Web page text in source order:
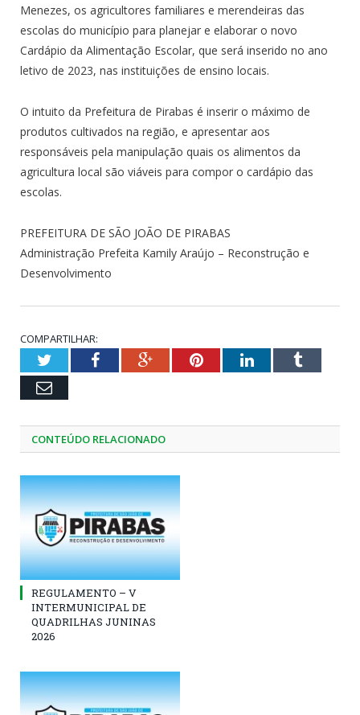
Menezes, os agricultores familiares e merendeiras das
escolas do município para planejar e elaborar o novo
Cardápio da Alimentação Escolar, que será inserido no ano
letivo de 2023, nas instituições de ensino locais.
O intuito da Prefeitura de Pirabas é inserir o máximo de
produtos cultivados na região, e apresentar aos
responsáveis pela manipulação quais os alimentos da
agricultura local são viáveis para compor o cardápio das
escolas.
PREFEITURA DE SÃO JOÃO DE PIRABAS
Administração Prefeita Kamily Araújo – Reconstrução e
Desenvolvimento
COMPARTILHAR:
TwitterFacebookGoogle+PinterestLinkedInTumblr
Email
CONTEÚDO RELACIONADO
REGULAMENTO – V
INTERMUNICIPAL DE
QUADRILHAS JUNINAS
2026